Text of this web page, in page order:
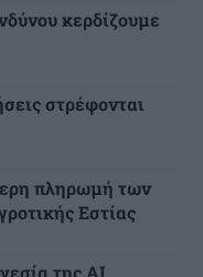
κερδίζουμε
στρέφονται
πληρωμή των
Εστίας
της AI